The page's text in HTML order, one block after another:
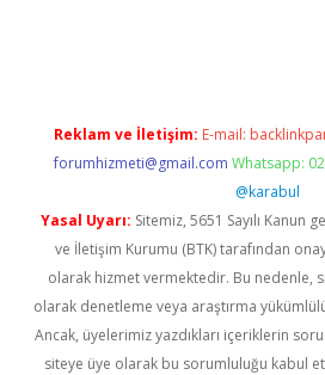
Reklam ve İletişim: E-mail:
forumhizmeti@gmail.com Whatsapp:
@karabul
Yasal Uyarı: Sitemiz, 5651 Sayılı Kanun
ve İletişim Kurumu (BTK) tarafından
olarak hizmet vermektedir. Bu nedenle,
olarak denetleme veya araştırma
Ancak, üyelerimiz yazdıkları içeriklerin
siteye üye olarak bu sorumluluğu kabul